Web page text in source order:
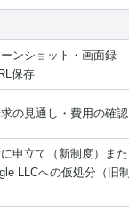
ンショット・画面録
保存
の見通し・費用の確認
申立て（新制度）また
LLCへの仮処分（旧制